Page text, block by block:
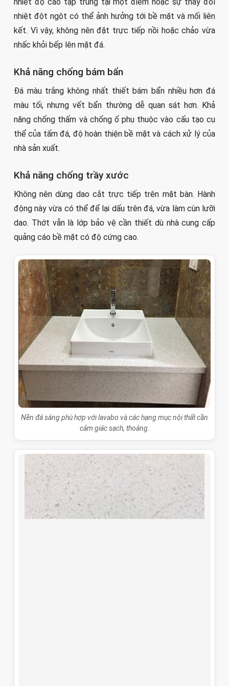
nhiệt đột ngột có thể ảnh hưởng tới bề mặt và mối liên
kết. Vì vậy, không nên đặt trực tiếp nồi hoặc chảo vừa
nhấc khỏi bếp lên mặt đá.
Khả năng chống bám bẩn
Đá màu trắng không nhất thiết bám bẩn nhiều hơn đá
màu tối, nhưng vết bẩn thường dễ quan sát hơn. Khả
năng chống thấm và chống ố phụ thuộc vào cấu tạo cụ
thể của tấm đá, độ hoàn thiện bề mặt và cách xử lý của
nhà sản xuất.
Khả năng chống trầy xước
Không nên dùng dao cắt trực tiếp trên mặt bàn. Hành
động này vừa có thể để lại dấu trên đá, vừa làm cùn lưỡi
dao. Thớt vẫn là lớp bảo vệ cần thiết dù nhà cung cấp
quảng cáo bề mặt có độ cứng cao.
Nền đá sáng phù hợp với lavabo và các hạng mục nội thất cần
cảm giác sạch, thoáng.